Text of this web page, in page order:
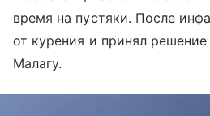
время на пустяки. После
от курения и принял
Малагу.